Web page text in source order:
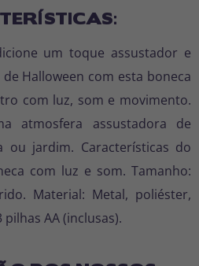
um toque assustador e
Halloween com esta boneca
com luz, som e movimento.
atmosfera assustadora de
ou jardim. Características do
com luz e som. Tamanho:
Material: Metal, poliéster,
AA (inclusas).